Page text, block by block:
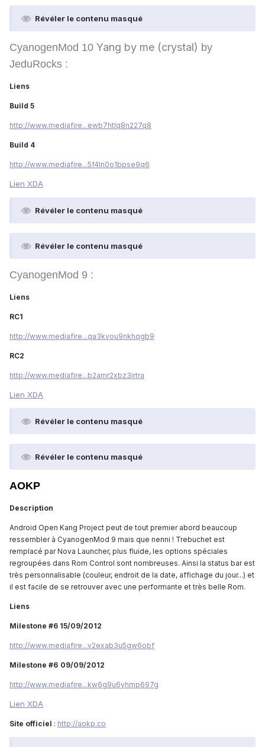
Révéler le contenu masqué
CyanogenMod 10 Yang by me (crystal) by
JeduRocks :
Liens
Build 5
http://www.mediafire...ewb7htlq8n227q8
Build 4
http://www.mediafire...5f4ln0o1bpse9q6
Lien XDA
Révéler le contenu masqué
Révéler le contenu masqué
CyanogenMod 9 :
Liens
RC1
http://www.mediafire...qa3kvou9nkhqgb9
RC2
http://www.mediafire...b2amr2xbz3irtra
Lien XDA
Révéler le contenu masqué
Révéler le contenu masqué
AOKP
Description
Android Open Kang Project peut de tout premier abord beaucoup
ressembler à CyanogenMod 9 mais que nenni ! Trebuchet est
remplacé par Nova Launcher, plus fluide, les options spéciales
regroupées dans Rom Control sont nombreuses. Ainsi la status bar est
très personnalisable (couleur, endroit de la date, affichage du jour...) et
il est facile de se retrouver avec une performante et très belle Rom.
Liens
Milestone #6 15/09/2012
http://www.mediafire...v2exab3u5gw6obf
Milestone #6 09/09/2012
http://www.mediafire...kw6g9u6yhmp697g
Lien XDA
Site officiel : http://aokp.co